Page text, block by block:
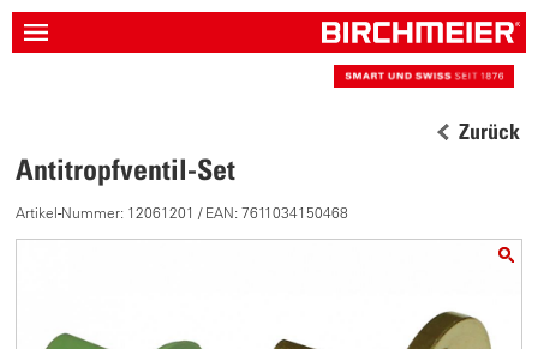
Zurück
Antitropfventil-Set
Artikel-Nummer: 12061201 / EAN: 7611034150468